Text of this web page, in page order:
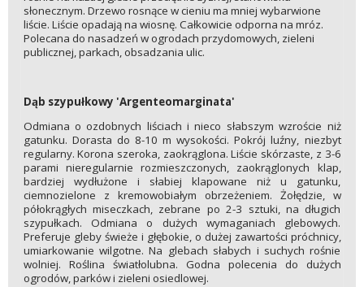
słonecznym. Drzewo rosnące w cieniu ma mniej wybarwione
liście. Liście opadają na wiosnę. Całkowicie odporna na mróz.
Polecana do nasadzeń w ogrodach przydomowych, zieleni
publicznej, parkach, obsadzania ulic.
Dąb szypułkowy 'Argenteomarginata'
Odmiana o ozdobnych liściach i nieco słabszym wzroście niż
gatunku. Dorasta do 8-10 m wysokości. Pokrój luźny, niezbyt
regularny. Korona szeroka, zaokrąglona. Liście skórzaste, z 3-6
parami nieregularnie rozmieszczonych, zaokrąglonych klap,
bardziej wydłużone i słabiej klapowane niż u gatunku,
ciemnozielone z kremowobiałym obrzeżeniem. Żołędzie, w
półokrągłych miseczkach, zebrane po 2-3 sztuki, na długich
szypułkach. Odmiana o dużych wymaganiach glebowych.
Preferuje gleby świeże i głębokie, o dużej zawartości próchnicy,
umiarkowanie wilgotne. Na glebach słabych i suchych rośnie
wolniej. Roślina światłolubna. Godna polecenia do dużych
ogrodów, parków i zieleni osiedlowej.